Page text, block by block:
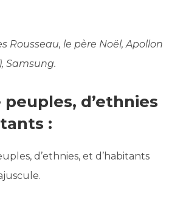
Rousseau, le père Noël, Apollon
Samsung.
peuples, d’ethnies
:
d’ethnies, et d’habitants